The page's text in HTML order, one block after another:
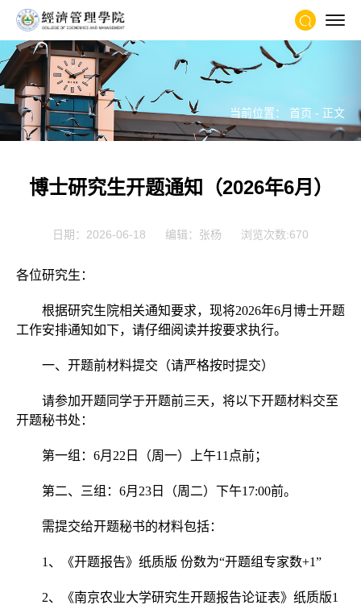
当前位置： 首页 - 正文
博士研究生开题通知（2026年6月）
日期：2026-06-18 编辑：张杨 浏览次数:670
各位研究生：
根据研究生院相关通知要求，现将2026年6月博士开题
工作安排通知如下，请仔细阅读并按要求执行。
一、开题前材料提交（请严格按时提交）
请参加开题同学于开题前三天，将以下开题材料交至
开题秘书处：
第一组： 6月 22 日（周一）上午11 点前；
第二、三组： 6月 23 日（周二）下午17:00前。
需提交给开题秘书的材料包括：
1 、《开题报告》纸质版 份数为“开题组专家数+1”
2、《南京农业大学研究生开题报告论证表》纸质版1